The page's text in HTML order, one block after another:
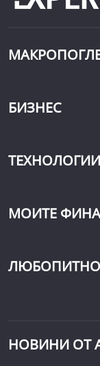
БИЗНЕС
ТЕХНОЛОГИИ
МОИТЕ
ЛЮБОПИТНО
НОВИНИ ОТ